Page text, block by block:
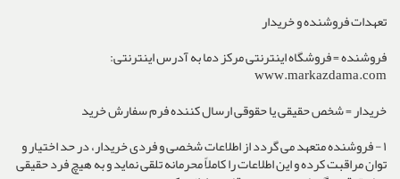
تعهدات فروشنده و خریدار
فروشنده = فروشگاه اینترنتی مرکز دما به آدرس اینترنتی:
www.markazdama.com
خریدار = شخص حقیقی یا حقوقی ارسال کننده فرم سفارش خرید
١ - فروشنده متعهد می گردد از اطلاعات شخصی و فردی خریدار، در حد اختیار و
توان مراقبت کرده و این اطلاعات را کاملاً محرمانه تلقی نماید و به هیچ فرد حقیقی